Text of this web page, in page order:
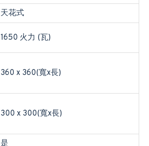
天花式
1650 火力 (瓦)
360 x 360(寬x長)
300 x 300(寬x長)
是